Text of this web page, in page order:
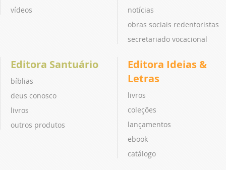
vídeos
notícias
obras sociais redentoristas
secretariado vocacional
Editora Santuário
bíblias
deus conosco
livros
outros produtos
Editora Ideias &
Letras
livros
coleções
lançamentos
ebook
catálogo